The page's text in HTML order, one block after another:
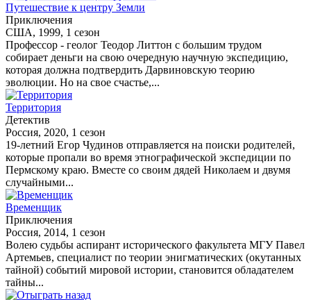
Путешествие к центру Земли
Приключения
США, 1999, 1 сезон
Профессор - геолог Теодор Литтон с большим трудом
собирает деньги на свою очередную научную экспедицию,
которая должна подтвердить Дарвиновскую теорию
эволюции. Но на свое счастье,...
Территория
Детектив
Россия, 2020, 1 сезон
19-летний Егор Чудинов отправляется на поиски родителей,
которые пропали во время этнографической экспедиции по
Пермскому краю. Вместе со своим дядей Николаем и двумя
случайными...
Временщик
Приключения
Россия, 2014, 1 сезон
Волею судьбы аспирант исторического факультета МГУ Павел
Артемьев, специалист по теории энигматических (окутанных
тайной) событий мировой истории, становится обладателем
тайны...